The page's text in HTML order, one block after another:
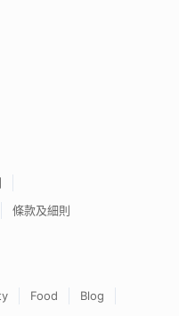
條款及細則
Food
Blog